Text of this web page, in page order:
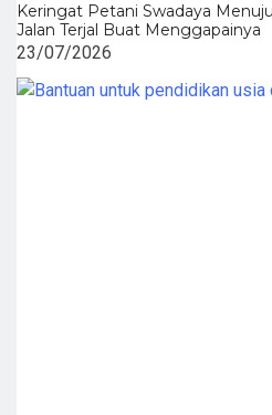
Keringat Petani Swadaya
Jalan Terjal Buat Menggapainya
23/07/2026